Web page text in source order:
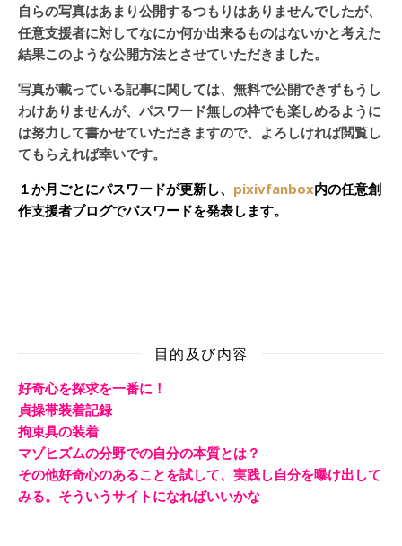
自らの写真はあまり公開するつもりはありませんでしたが、
任意支援者に対してなにか何か出来るものはないかと考えた
結果このような公開方法とさせていただきました。
写真が載っている記事に関しては、無料で公開できずもうし
わけありませんが、パスワード無しの枠でも楽しめるように
は努力して書かせていただきますので、よろしければ閲覧し
てもらえれば幸いです。
１か月ごとにパスワードが更新し、 pixivfanbox内の任意創
作支援者ブログでパスワードを発表します。
目的及び内容
好奇心を探求を一番に！
貞操帯装着記録
拘束具の装着
マゾヒズムの分野での自分の本質とは？
その他好奇心のあることを試して、実践し自分を曝け出して
みる。そういうサイトになればいいかな